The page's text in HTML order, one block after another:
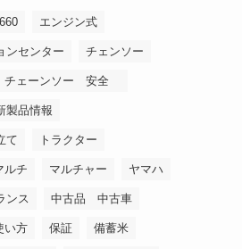
エンジン式
ンセンター チェンソー
チェーンソー 安全
品情報
て トラクター
ルチ マルチャー ヤマハ
ンス 中古品 中古車
い方 保証 備蓄米